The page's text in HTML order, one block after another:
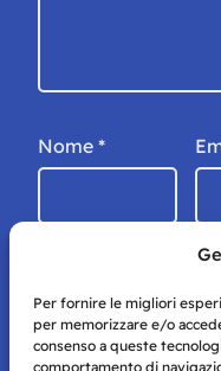
Per fornire le migliori
per memorizzare e/o
consenso a queste
comportamento di
Nome *